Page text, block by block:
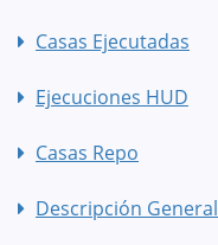
Casas Ejecutadas
Ejecuciones HUD
Casas Repo
Descripción General